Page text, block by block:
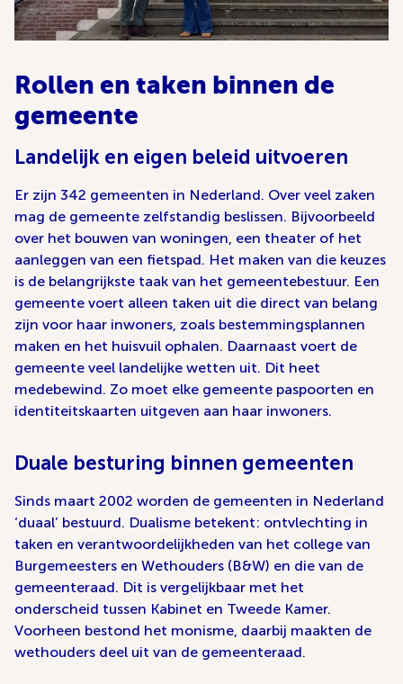
Rollen en taken binnen de
gemeente
Landelijk en eigen beleid uitvoeren
Er zijn 342 gemeenten in Nederland. Over veel zaken
mag de gemeente zelfstandig beslissen. Bijvoorbeeld
over het bouwen van woningen, een theater of het
aanleggen van een fietspad. Het maken van die keuzes
is de belangrijkste taak van het gemeentebestuur. Een
gemeente voert alleen taken uit die direct van belang
zijn voor haar inwoners, zoals bestemmingsplannen
maken en het huisvuil ophalen. Daarnaast voert de
gemeente veel landelijke wetten uit. Dit heet
medebewind. Zo moet elke gemeente paspoorten en
identiteitskaarten uitgeven aan haar inwoners.
Duale besturing binnen gemeenten
Sinds maart 2002 worden de gemeenten in Nederland
‘duaal’ bestuurd. Dualisme betekent: ontvlechting in
taken en verantwoordelijkheden van het college van
Burgemeesters en Wethouders (B&W) en die van de
gemeenteraad. Dit is vergelijkbaar met het
onderscheid tussen Kabinet en Tweede Kamer.
Voorheen bestond het monisme, daarbij maakten de
wethouders deel uit van de gemeenteraad.